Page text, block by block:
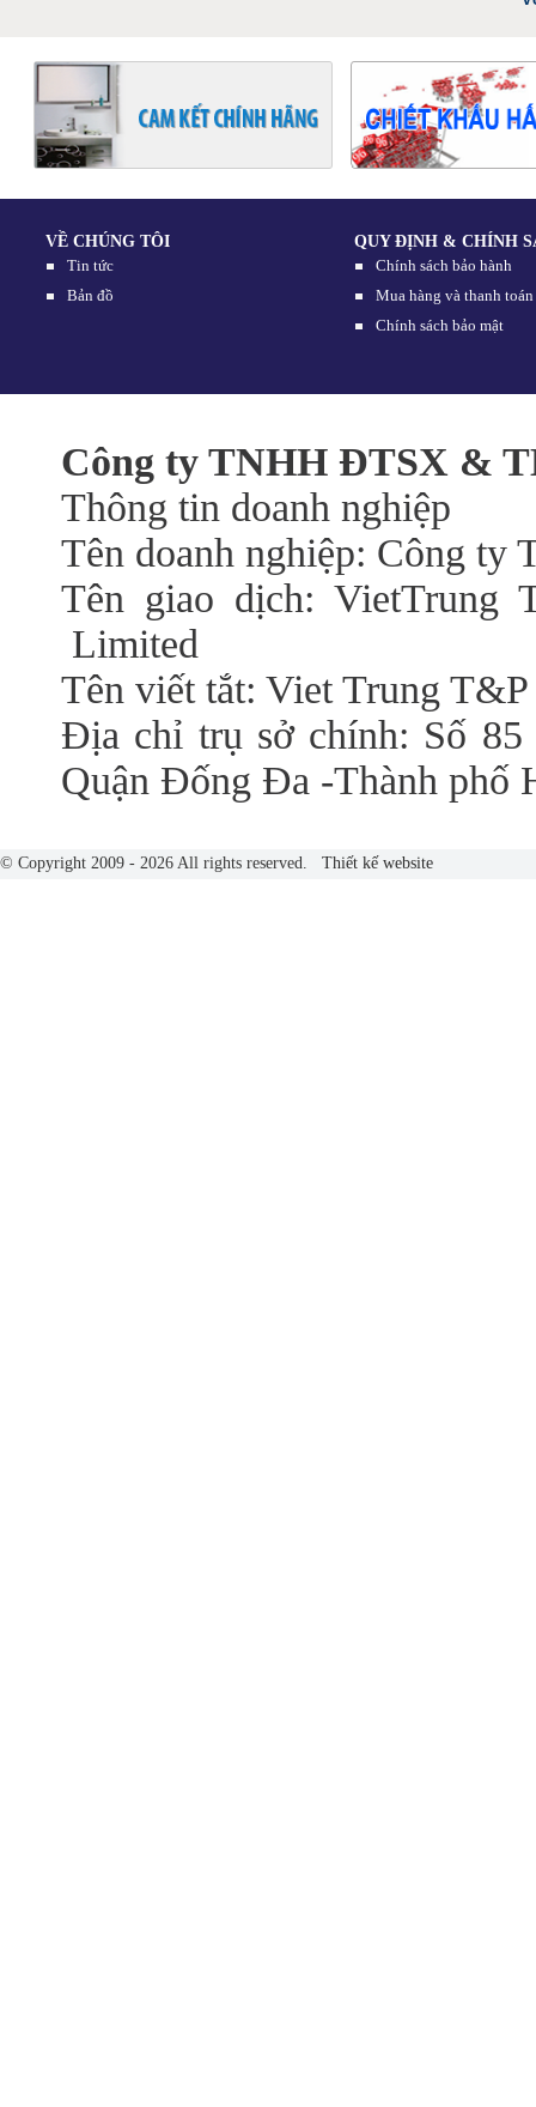
VỀ CHÚNG TÔI
Tin tức
Bản đồ
QUY ĐỊNH & CHÍNH
Chính sách bảo hành
Mua hàng và thanh toán
Chính sách bảo mật
Công ty TNHH ĐTSX &
Thông tin doanh nghiệp
Tên doanh nghiệp: Công
Tên giao dịch: VietTrung
Limited
Tên viết tắt: Viet Trung
Địa chỉ trụ sở chính: Số
Quận Đống Đa -Thành phố
© Copyright 2009 - 2026 All rights reserved. Thiết kế website